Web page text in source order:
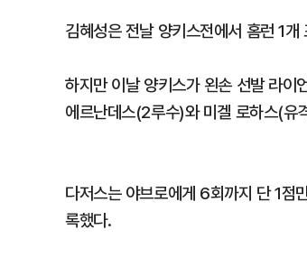
김혜성은 전날 양키스전에서 홈런 1
하지만 이날 양키스가 왼손 선발 라이
에르난데스(2루수)와 미겔 로하스(유
다저스는 야브로에게 6회까지 단 1
록했다.